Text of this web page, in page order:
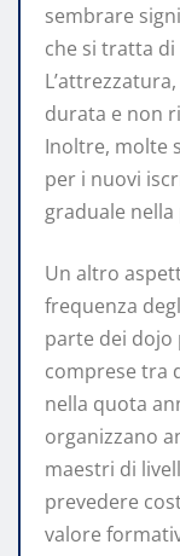
sembrare
che si tratta
durata e non
Inoltre, molte
per i nuovi
graduale nella
Un altro
frequenza
parte dei dojo
comprese tra
nella quota
organizzano
maestri di
prevedere
valore